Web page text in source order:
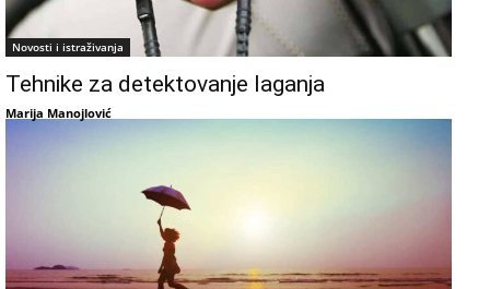
Novosti i istraživanja
Tehnike za detektovanje laganja
Marija Manojlović